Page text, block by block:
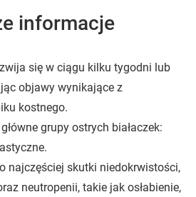
informacje
się w ciągu kilku tygodni lub
objawy wynikające z
kostnego.
grupy ostrych białaczek:
najczęściej skutki niedokrwistości,
neutropenii, takie jak osłabienie,